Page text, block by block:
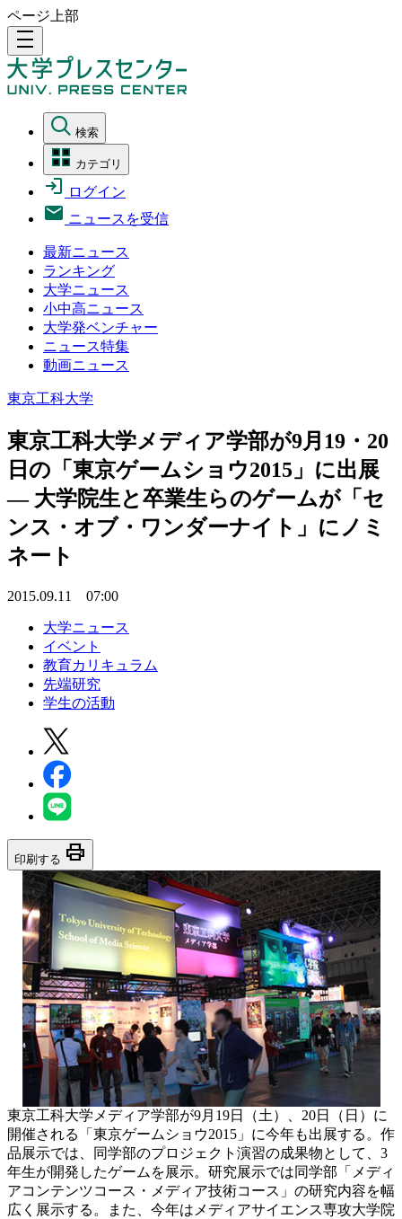
ページ上部
density_medium
検索
カテゴリ
ログイン
ニュースを受信
最新ニュース
ランキング
大学ニュース
小中高ニュース
大学発ベンチャー
ニュース特集
動画ニュース
東京工科大学
東京工科大学メディア学部が9月19・20
日の「東京ゲームショウ2015」に出展
— 大学院生と卒業生らのゲームが「セ
ンス・オブ・ワンダーナイト」にノミ
ネート
2015.09.11 07:00
大学ニュース
イベント
教育カリキュラム
先端研究
学生の活動
印刷する print
東京工科大学メディア学部が9月19日（土）、20日（日）に
開催される「東京ゲームショウ2015」に今年も出展する。作
品展示では、同学部のプロジェクト演習の成果物として、3
年生が開発したゲームを展示。研究展示では同学部「メディ
アコンテンツコース・メディア技術コース」の研究内容を幅
広く展示する。また、今年はメディアサイエンス専攻大学院